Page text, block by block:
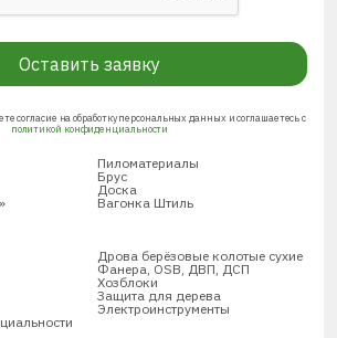
Оставить заявку
согласие на обработку персональных данных и соглашаетесь с
политикой конфиденциальности
Пиломатериалы
Брус
Доска
Вагонка Штиль
Дрова берёзовые колотые сухие
Фанера, OSB, ДВП, ДСП
Хозблоки
Защита для дерева
Электроинструменты